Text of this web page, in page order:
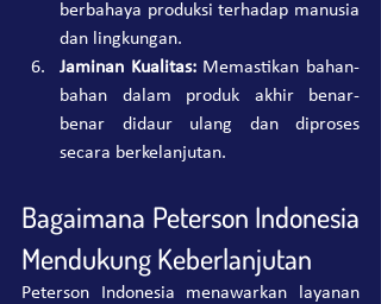
berbahaya produksi terhadap manusia
dan lingkungan.
Jaminan Kualitas: Memastikan bahan-
bahan dalam produk akhir benar-
benar didaur ulang dan diproses
secara berkelanjutan.
Bagaimana Peterson Indonesia
Mendukung Keberlanjutan
Peterson Indonesia menawarkan layanan